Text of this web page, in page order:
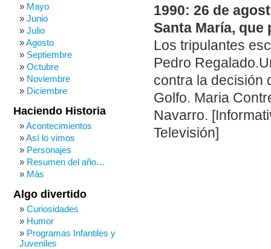
1990: 26 de
Santa María, que
Los tripulantes
Pedro
contra la decisión
Golfo. Maria
Navarro.
Televisión]
Mayo
Junio
Julio
Agosto
Septiembre
Octubre
Noviembre
Diciembre
Haciendo Historia
Acontecimientos
Así lo vimos
Personajes
Resumen del año…
Más
Algo divertido
Curiosidades
Humor
Programas Infantiles y
Juveniles